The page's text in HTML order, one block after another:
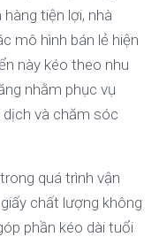
tiện lợi, nhà
mô hình bán lẻ hiện
này kéo theo nhu
nhằm phục vụ
và chăm sóc
quá trình vận
chất lượng không
phần kéo dài tuổi